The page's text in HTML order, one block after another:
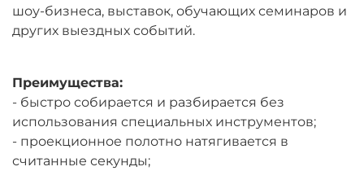
шоу-бизнеса, выставок, обучающих семинаров и
других выездных событий.
Преимущества:
- быстро собирается и разбирается без
использования специальных инструментов;
- проекционное полотно натягивается в
считанные секунды;